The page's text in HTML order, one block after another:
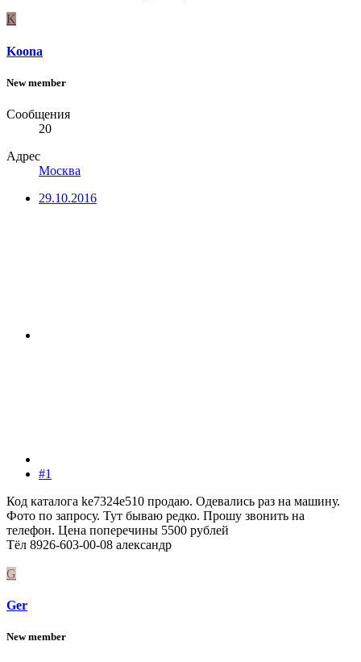
K
Koona
New member
Сообщения
20
Адрес
Москва
29.10.2016
#1
Код каталога ke7324e510 продаю. Одевались раз на машину.
Фото по запросу. Тут бываю редко. Прошу звонить на
телефон. Цена поперечины 5500 рублей
Тёл 8926-603-00-08 александр
G
Ger
New member